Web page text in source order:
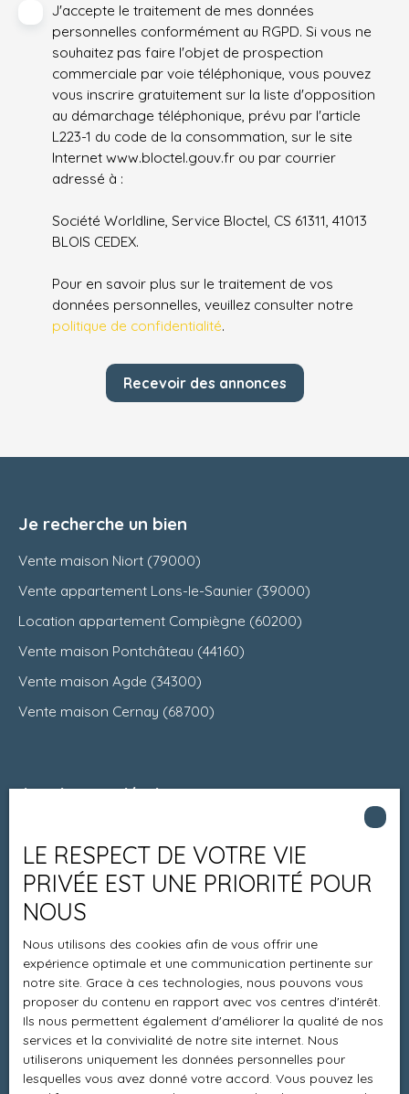
J'accepte le traitement de mes données
personnelles conformément au RGPD. Si vous ne
souhaitez pas faire l'objet de prospection
commerciale par voie téléphonique, vous pouvez
vous inscrire gratuitement sur la liste d'opposition
au démarchage téléphonique, prévu par l'article
L223-1 du code de la consommation, sur le site
Internet www.bloctel.gouv.fr ou par courrier
adressé à :
Société Worldline, Service Bloctel, CS 61311, 41013
BLOIS CEDEX.
Pour en savoir plus sur le traitement de vos
données personnelles, veuillez consulter notre
politique de confidentialité.
Recevoir des annonces
Je recherche un bien
Vente maison Niort (79000)
Vente appartement Lons-le-Saunier (39000)
Location appartement Compiègne (60200)
Vente maison Pontchâteau (44160)
Vente maison Agde (34300)
Vente maison Cernay (68700)
Je suis propriétaire
Espace vendeur
Vendre avec nous
Charte 21
Contact
Informations
Recrutement
LE RESPECT DE VOTRE VIE
PRIVÉE EST UNE PRIORITÉ POUR
NOUS
Nous utilisons des cookies afin de vous offrir une
expérience optimale et une communication pertinente sur
notre site. Grace à ces technologies, nous pouvons vous
proposer du contenu en rapport avec vos centres d'intérêt.
Ils nous permettent également d'améliorer la qualité de nos
services et la convivialité de notre site internet. Nous
utiliserons uniquement les données personnelles pour
lesquelles vous avez donné votre accord. Vous pouvez les